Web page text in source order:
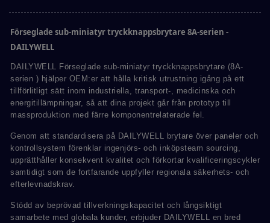
Förseglade sub-miniatyr tryckknappsbrytare 8A-serien -
DAILYWELL
DAILYWELL Förseglade sub-miniatyr tryckknappsbrytare (8A-
serien ) hjälper OEM:er att hålla kritisk utrustning igång på ett
tillförlitligt sätt inom industriella, transport-, medicinska och
energitillämpningar, så att dina projekt går från prototyp till
massproduktion med färre komponentrelaterade fel.
Genom att standardisera på DAILYWELL brytare över paneler och
kontrollsystem förenklar ingenjörs- och inköpsteam sourcing,
upprätthåller konsekvent kvalitet och förkortar kvalificeringscykler
samtidigt som de fortfarande uppfyller regionala säkerhets- och
efterlevnadskrav.
Stödd av beprövad tillverkningskapacitet och långsiktigt
samarbete med globala kunder, erbjuder DAILYWELL en bred